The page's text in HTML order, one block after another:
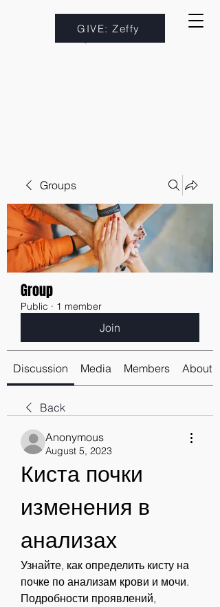
GIVE: Zeffy
Groups
Group
Public · 1 member
Join
Discussion Media Members About
Back
Anonymous
August 5, 2023
Киста почки
изменения в
анализах
Узнайте, как определить кисту на
почке по анализам крови и мочи.
Подробности проявлений,